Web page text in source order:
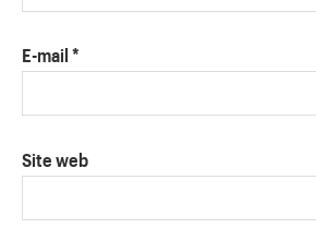
E-mail *
Site web